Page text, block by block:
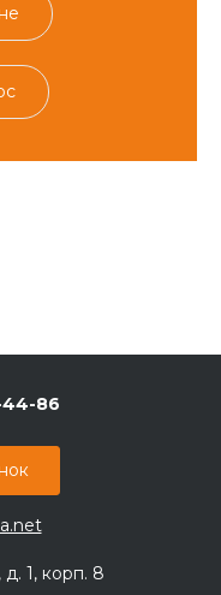
44-86
д. 1, корп. 8